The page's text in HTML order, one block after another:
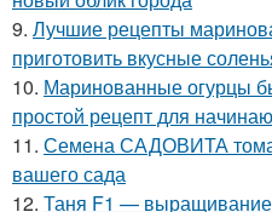
9. Лучшие рецепты
приготовить вкусные
10. Маринованные огурцы
простой рецепт для
11. Семена САДОВИТА
вашего сада
12. Таня F1 — выращивание